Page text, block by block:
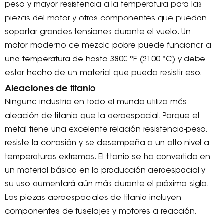
peso y mayor resistencia a la temperatura para las
piezas del motor y otros componentes que puedan
soportar grandes tensiones durante el vuelo. Un
motor moderno de mezcla pobre puede funcionar a
una temperatura de hasta 3800 °F (2100 °C) y debe
estar hecho de un material que pueda resistir eso.
Aleaciones de titanio
Ninguna industria en todo el mundo utiliza más
aleación de titanio que la aeroespacial. Porque el
metal tiene una excelente relación resistencia-peso,
resiste la corrosión y se desempeña a un alto nivel a
temperaturas extremas. El titanio se ha convertido en
un material básico en la producción aeroespacial y
su uso aumentará aún más durante el próximo siglo.
Las piezas aeroespaciales de titanio incluyen
componentes de fuselajes y motores a reacción,